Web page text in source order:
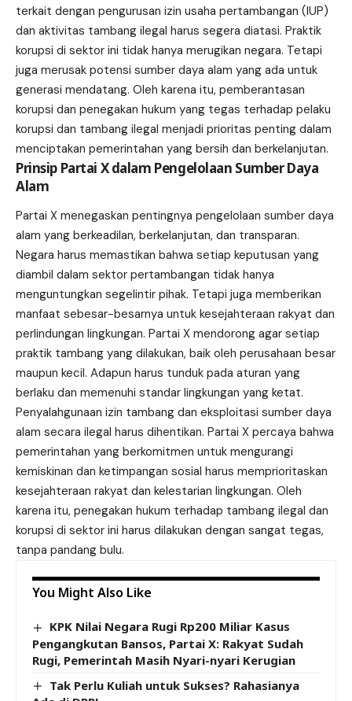
terkait dengan pengurusan izin usaha pertambangan (IUP)
dan aktivitas tambang ilegal harus segera diatasi. Praktik
korupsi di sektor ini tidak hanya merugikan negara. Tetapi
juga merusak potensi sumber daya alam yang ada untuk
generasi mendatang. Oleh karena itu, pemberantasan
korupsi dan penegakan hukum yang tegas terhadap pelaku
korupsi dan tambang ilegal menjadi prioritas penting dalam
menciptakan pemerintahan yang bersih dan berkelanjutan.
Prinsip Partai X dalam Pengelolaan Sumber Daya
Alam
Partai X menegaskan pentingnya pengelolaan sumber daya
alam yang berkeadilan, berkelanjutan, dan transparan.
Negara harus memastikan bahwa setiap keputusan yang
diambil dalam sektor pertambangan tidak hanya
menguntungkan segelintir pihak. Tetapi juga memberikan
manfaat sebesar-besarnya untuk kesejahteraan rakyat dan
perlindungan lingkungan. Partai X mendorong agar setiap
praktik tambang yang dilakukan, baik oleh perusahaan besar
maupun kecil. Adapun harus tunduk pada aturan yang
berlaku dan memenuhi standar lingkungan yang ketat.
Penyalahgunaan izin tambang dan eksploitasi sumber daya
alam secara ilegal harus dihentikan. Partai X percaya bahwa
pemerintahan yang berkomitmen untuk mengurangi
kemiskinan dan ketimpangan sosial harus memprioritaskan
kesejahteraan rakyat dan kelestarian lingkungan. Oleh
karena itu, penegakan hukum terhadap tambang ilegal dan
korupsi di sektor ini harus dilakukan dengan sangat tegas,
tanpa pandang bulu.
You Might Also Like
KPK Nilai Negara Rugi Rp200 Miliar Kasus
Pengangkutan Bansos, Partai X: Rakyat Sudah
Rugi, Pemerintah Masih Nyari-nyari Kerugian
Tak Perlu Kuliah untuk Sukses? Rahasianya